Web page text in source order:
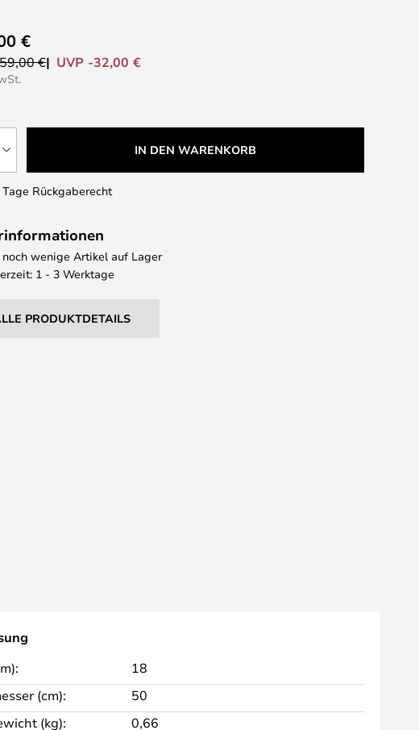
€
€ UVP -32,00 €
IN DEN WARENKORB
Tage Rückgaberecht
noch wenige Artikel auf Lager
1 - 3 Werktage
PRODUKTDETAILS
18
(cm):
50
(kg):
0,66